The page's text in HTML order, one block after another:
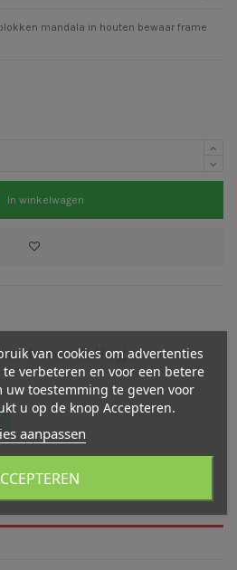
mandala in houten bewaar frame
In winkelwagen
beoordelingen
van cookies om advertenties
verbeteren en voor een betere
toestemming te geven voor
u op de knop Accepteren.
aanpassen